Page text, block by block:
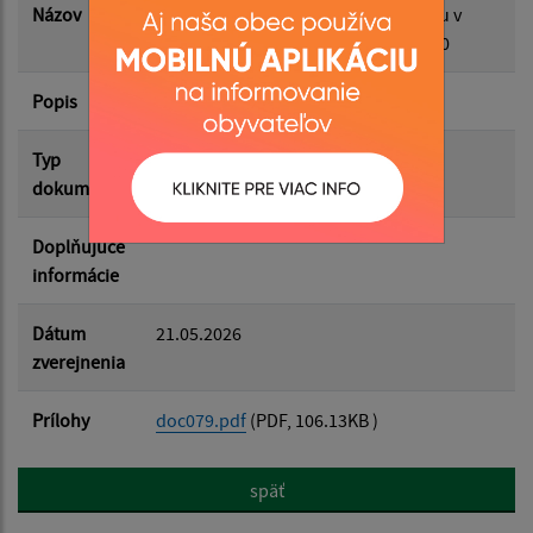
Názov
Koncepcia rozvoja cestovného ruchu v
Prešovskom kraji na roky 2024 - 2030
Popis 18.05.2026
Typ
dokumentu
Zámery
Doplňujúce
informácie
Dátum
zverejnenia
21.05.2026
Prílohy doc079.pdf (PDF, 106.13KB )
späť